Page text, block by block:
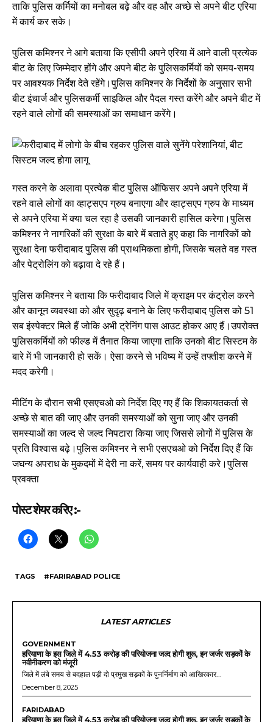
ताकि पुलिस कर्मियों का मनोबल बढ़े और वह और अच्छे से अपने बीट एरिया
में कार्य कर सके।
पुलिस कमिश्नर ने आगे बताया कि एसीपी अपने एरिया में आने वाली प्रत्येक
बीट के लिए जिम्मेदार होंगे और अपने बीट के पुलिसकर्मियों को समय-समय
पर आवश्यक निर्देश देते रहेंगे।पुलिस कमिश्नर के निर्देशों के अनुसार सभी
बीट इंचार्ज और पुलिसकर्मी साइकिल और पैदल गस्त करेंगे और अपने बीट में
रहने वाले लोगों की समस्याओं का समाधान करेंगे।
गस्त करने के अलावा प्रत्येक बीट पुलिस ऑफिसर अपने अपने एरिया में
रहने वाले लोगों का व्हाट्सएप ग्रुप बनाएगा और व्हाट्सएप ग्रुप के माध्यम
से अपने एरिया में क्या चल रहा है उसकी जानकारी हासिल करेगा।पुलिस
कमिश्नर ने नागरिकों की सुरक्षा के बारे में बताते हुए कहा कि नागरिकों को
सुरक्षा देना फरीदाबाद पुलिस की प्राथमिकता होगी, जिसके चलते वह गस्त
और पेट्रोलिंग को बढ़ावा दे रहे हैं।
पुलिस कमिश्नर ने बताया कि फरीदाबाद जिले में क्राइम पर कंट्रोल करने
और कानून व्यवस्था को और सुदृढ़ बनाने के लिए फरीदाबाद पुलिस को 51
सब इंस्पेक्टर मिले हैं जोकि अभी ट्रेनिंग पास आउट होकर आए हैं।उपरोक्त
पुलिसकर्मियों को फील्ड में तैनात किया जाएगा ताकि उनको बीट सिस्टम के
बारे में भी जानकारी हो सकें। ऐसा करने से भविष्य में उन्हें तफ्तीश करने में
मदद करेगी।
मीटिंग के दौरान सभी एसएचओ को निर्देश दिए गए हैं कि शिकायतकर्ता से
अच्छे से बात की जाए और उनकी समस्याओं को सुना जाए और उनकी
समस्याओं का जल्द से जल्द निपटारा किया जाए जिससे लोगों में पुलिस के
प्रति विश्वास बढ़े।पुलिस कमिश्नर ने सभी एसएचओ को निर्देश दिए हैं कि
जघन्य अपराध के मुकदमों में देरी ना करें, समय पर कार्यवाही करे।पुलिस
प्रवक्ता
पोस्ट शेयर करिए :-
TAGS #FARIRABAD POLICE
LATEST ARTICLES
GOVERNMENT
हरियाणा के इस जिले में 4.53 करोड़ की परियोजना जल्द होगी शुरू, इन जर्जर सड़कों के
नवीनीकरण को मंजूरी
जिले में लंबे समय से बदहाल पड़ी दो प्रमुख सड़कों के पुनर्निर्माण को आखिरकार...
December 8, 2025
FARIDABAD
हरियाणा के इस जिले में 4.53 करोड़ की परियोजना जल्द होगी शुरू, इन जर्जर सड़कों के